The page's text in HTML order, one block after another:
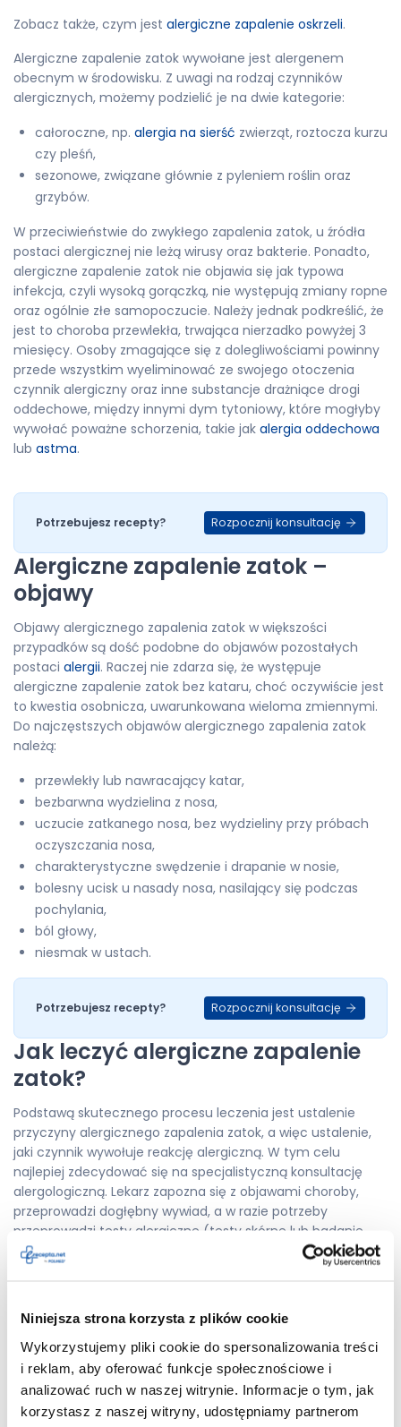
Niniejsza strona korzysta z plików cookie
Wykorzystujemy pliki cookie do spersonalizowania treści
i reklam, aby oferować funkcje społecznościowe i
analizować ruch w naszej witrynie. Informacje o tym, jak
korzystasz z naszej witryny, udostępniamy partnerom
Zobacz także, czym jest alergiczne zapalenie oskrzeli.
Alergiczne zapalenie zatok wywołane jest alergenem
obecnym w środowisku. Z uwagi na rodzaj czynników
alergicznych, możemy podzielić je na dwie kategorie:
całoroczne, np. alergia na sierść zwierząt, roztocza kurzu
czy pleśń,
sezonowe, związane głównie z pyleniem roślin oraz
grzybów.
W przeciwieństwie do zwykłego zapalenia zatok, u źródła
postaci alergicznej nie leżą wirusy oraz bakterie. Ponadto,
alergiczne zapalenie zatok nie objawia się jak typowa
infekcja, czyli wysoką gorączką, nie występują zmiany ropne
oraz ogólnie złe samopoczucie. Należy jednak podkreślić, że
jest to choroba przewlekła, trwająca nierzadko powyżej 3
miesięcy. Osoby zmagające się z dolegliwościami powinny
przede wszystkim wyeliminować ze swojego otoczenia
czynnik alergiczny oraz inne substancje drażniące drogi
oddechowe, między innymi dym tytoniowy, które mogłyby
wywołać poważne schorzenia, takie jak alergia oddechowa
lub astma.
Potrzebujesz recepty? Rozpocznij konsultację
Alergiczne zapalenie zatok –
objawy
Objawy alergicznego zapalenia zatok w większości
przypadków są dość podobne do objawów pozostałych
postaci alergii. Raczej nie zdarza się, że występuje
alergiczne zapalenie zatok bez kataru, choć oczywiście jest
to kwestia osobnicza, uwarunkowana wieloma zmiennymi.
Do najczęstszych objawów alergicznego zapalenia zatok
należą:
przewlekły lub nawracający katar,
bezbarwna wydzielina z nosa,
uczucie zatkanego nosa, bez wydzieliny przy próbach
oczyszczania nosa,
charakterystyczne swędzenie i drapanie w nosie,
bolesny ucisk u nasady nosa, nasilający się podczas
pochylania,
ból głowy,
niesmak w ustach.
Potrzebujesz recepty? Rozpocznij konsultację
Jak leczyć alergiczne zapalenie
zatok?
Podstawą skutecznego procesu leczenia jest ustalenie
przyczyny alergicznego zapalenia zatok, a więc ustalenie,
jaki czynnik wywołuje reakcję alergiczną. W tym celu
najlepiej zdecydować się na specjalistyczną konsultację
alergologiczną. Lekarz zapozna się z objawami choroby,
przeprowadzi dogłębny wywiad, a w razie potrzeby
przeprowadzi testy alergiczne (testy skórne lub badanie
krwi na wykrycie alergenów IgE). Konieczna może być także
cytologia nosa, która pozwoli określić, czy podłożem
Do zdiagnozowania alergicznego zapalenia zatok konieczne
jest rozpoznanie charakterystycznej, patologicznej
wydzieliny zatykającej nos i zatoki, a także współistnienie
innych, typowych objawów, takich jak rozpierający ból
głowy, zaburzenia węchu oraz smaku. Co istotne, aby
stwierdzić alergiczne zapalenie zatok, objawy powinny